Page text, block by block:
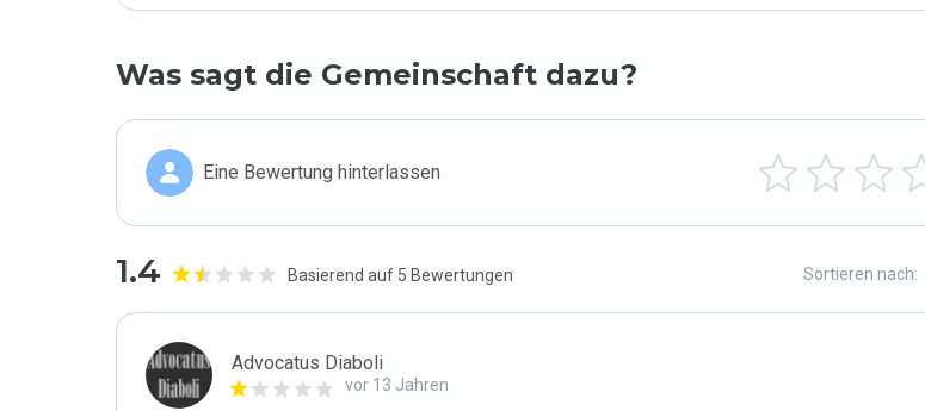
Was sagt die Gemeinschaft dazu?
Eine Bewertung hinterlassen
1.4 Basierend auf 5 Bewertungen Sortieren nach:
Advocatus Diaboli
vor 13 Jahren